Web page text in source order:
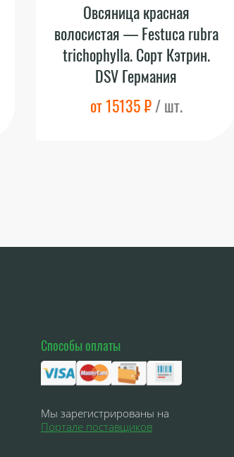
Овсяница красная
волосистая — Festuca rubra
trichophylla. Сорт Кэтрин.
DSV Германия
от 15135 ₽/ шт.
Способы оплаты
Мы зарегистрированы на
Портале поставщиков